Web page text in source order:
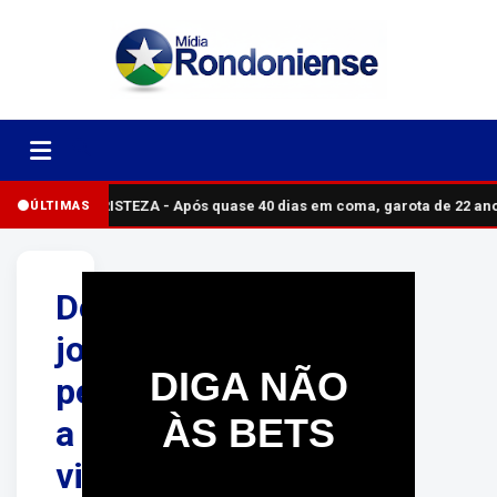
ÚLTIMAS TRISTEZA - Após quase 40 dias em coma, garota de 22
Dois
jovens
perdem
a
vida
DIGA NÃO
ÀS BETS